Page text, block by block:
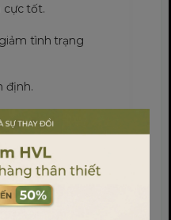
cực tốt.
tình trạng
định.